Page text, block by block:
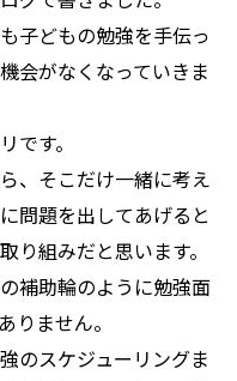
子どもの勉強を手伝っ
会がなくなっていきま
です。
、そこだけ一緒に考え
問題を出してあげると
り組みだと思います。
補助輪のように勉強面
りません。
のスケジューリングま